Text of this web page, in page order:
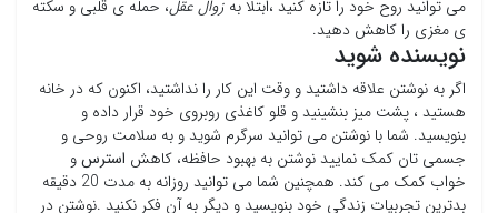
می توانید روح خود را تازه کنید ،ابتلا به زوال عقل، حمله ی قلبی و سکته
ی مغزی را کاهش دهید.
نویسنده شوید
اگر به نوشتن علاقه داشتید و وقت این کار را نداشتید، اکنون که در خانه
هستید ، پشت میز بنشینید و قلو کاغذی روبروی خود قرار داده و
بنویسید. شما با نوشتن می توانید سرگرم شوید و به سلامت روحی و
جسمی تان کمک نمایید نوشتن به بهبود حافظه، کاهش استرسو
خواب کمک می کند. همچنین شما می توانید روزانه به مدت 20 دقیقه
بدترین تجربیات زندگی خود بنویسید و دیگر به آن فکر نکنید .نوشتن در